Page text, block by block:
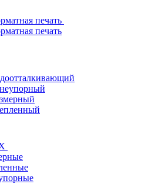
печать
печать